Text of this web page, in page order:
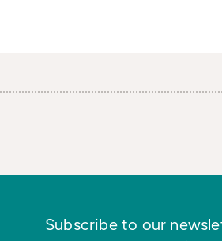
Subscribe to our